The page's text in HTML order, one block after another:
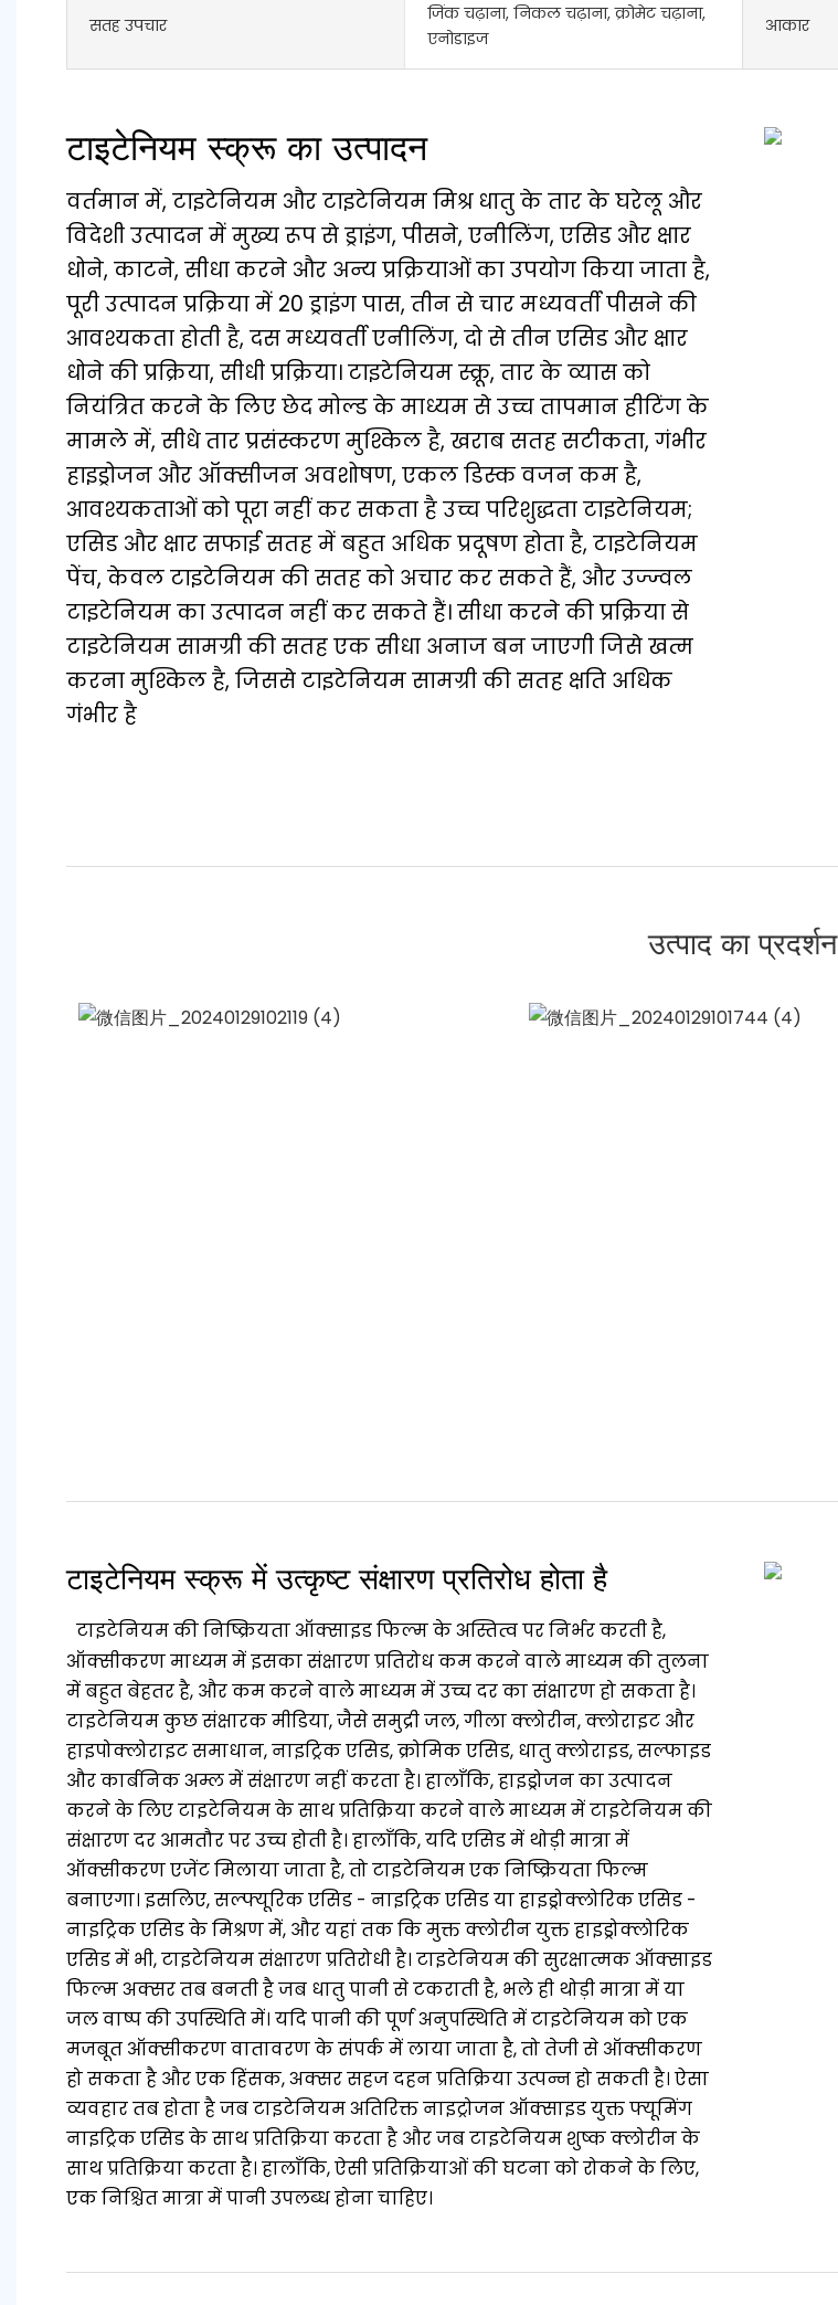
सतह उपचार
जिंक चढ़ाना, निकल चढ़ाना, क्रोमेट चढ़ाना,
एनोडाइज
आकार
टाइटेनियम स्क्रू का उत्पादन
वर्तमान में, टाइटेनियम और टाइटेनियम मिश्र धातु के तार के घरेलू और
विदेशी उत्पादन में मुख्य रूप से ड्राइंग, पीसने, एनीलिंग, एसिड और क्षार
धोने, काटने, सीधा करने और अन्य प्रक्रियाओं का उपयोग किया जाता है,
पूरी उत्पादन प्रक्रिया में 20 ड्राइंग पास, तीन से चार मध्यवर्ती पीसने की
आवश्यकता होती है, दस मध्यवर्ती एनीलिंग, दो से तीन एसिड और क्षार
धोने की प्रक्रिया, सीधी प्रक्रिया। टाइटेनियम स्क्रू, तार के व्यास को
नियंत्रित करने के लिए छेद मोल्ड के माध्यम से उच्च तापमान हीटिंग के
मामले में, सीधे तार प्रसंस्करण मुश्किल है, खराब सतह सटीकता, गंभीर
हाइड्रोजन और ऑक्सीजन अवशोषण, एकल डिस्क वजन कम है,
आवश्यकताओं को पूरा नहीं कर सकता है उच्च परिशुद्धता टाइटेनियम;
एसिड और क्षार सफाई सतह में बहुत अधिक प्रदूषण होता है, टाइटेनियम
पेंच, केवल टाइटेनियम की सतह को अचार कर सकते हैं, और उज्ज्वल
टाइटेनियम का उत्पादन नहीं कर सकते हैं। सीधा करने की प्रक्रिया से
टाइटेनियम सामग्री की सतह एक सीधा अनाज बन जाएगी जिसे खत्म
करना मुश्किल है, जिससे टाइटेनियम सामग्री की सतह क्षति अधिक
गंभीर है
उत्पाद का प्रदर्शन
टाइटेनियम स्क्रू में उत्कृष्ट संक्षारण प्रतिरोध होता है
टाइटेनियम की निष्क्रियता ऑक्साइड फिल्म के अस्तित्व पर निर्भर करती है,
ऑक्सीकरण माध्यम में इसका संक्षारण प्रतिरोध कम करने वाले माध्यम की तुलना
में बहुत बेहतर है, और कम करने वाले माध्यम में उच्च दर का संक्षारण हो सकता है।
टाइटेनियम कुछ संक्षारक मीडिया, जैसे समुद्री जल, गीला क्लोरीन, क्लोराइट और
हाइपोक्लोराइट समाधान, नाइट्रिक एसिड, क्रोमिक एसिड, धातु क्लोराइड, सल्फाइड
और कार्बनिक अम्ल में संक्षारण नहीं करता है। हालाँकि, हाइड्रोजन का उत्पादन
करने के लिए टाइटेनियम के साथ प्रतिक्रिया करने वाले माध्यम में टाइटेनियम की
संक्षारण दर आमतौर पर उच्च होती है। हालाँकि, यदि एसिड में थोड़ी मात्रा में
ऑक्सीकरण एजेंट मिलाया जाता है, तो टाइटेनियम एक निष्क्रियता फिल्म
बनाएगा। इसलिए, सल्फ्यूरिक एसिड - नाइट्रिक एसिड या हाइड्रोक्लोरिक एसिड -
नाइट्रिक एसिड के मिश्रण में, और यहां तक ​​कि मुक्त क्लोरीन युक्त हाइड्रोक्लोरिक
एसिड में भी, टाइटेनियम संक्षारण प्रतिरोधी है। टाइटेनियम की सुरक्षात्मक ऑक्साइड
फिल्म अक्सर तब बनती है जब धातु पानी से टकराती है, भले ही थोड़ी मात्रा में या
जल वाष्प की उपस्थिति में। यदि पानी की पूर्ण अनुपस्थिति में टाइटेनियम को एक
मजबूत ऑक्सीकरण वातावरण के संपर्क में लाया जाता है, तो तेजी से ऑक्सीकरण
हो सकता है और एक हिंसक, अक्सर सहज दहन प्रतिक्रिया उत्पन्न हो सकती है। ऐसा
व्यवहार तब होता है जब टाइटेनियम अतिरिक्त नाइट्रोजन ऑक्साइड युक्त फ्यूमिंग
नाइट्रिक एसिड के साथ प्रतिक्रिया करता है और जब टाइटेनियम शुष्क क्लोरीन के
साथ प्रतिक्रिया करता है। हालाँकि, ऐसी प्रतिक्रियाओं की घटना को रोकने के लिए,
एक निश्चित मात्रा में पानी उपलब्ध होना चाहिए।